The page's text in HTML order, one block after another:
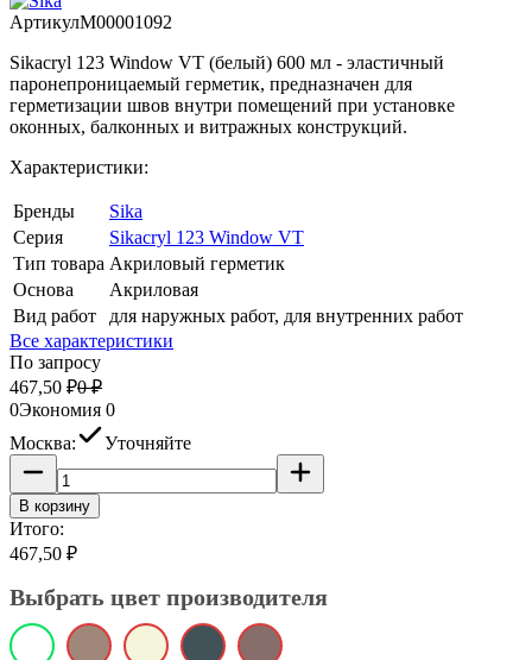
АртикулM00001092
Sikacryl 123 Window VT (белый) 600 мл - эластичный
паронепроницаемый герметик, предназначен для
герметизации швов внутри помещений при установке
оконных, балконных и витражных конструкций.
Характеристики:
Бренды
Sika
Серия
Sikacryl 123 Window VT
Тип товара Акриловый герметик
Основа
Акриловая
Вид работ
для наружных работ, для внутренних работ
Все характеристики
По запросу
467,50 ₽0 ₽
0Экономия 0
Москва:
Уточняйте
В корзину
Итого:
467,50 ₽
Выбрать цвет производителя